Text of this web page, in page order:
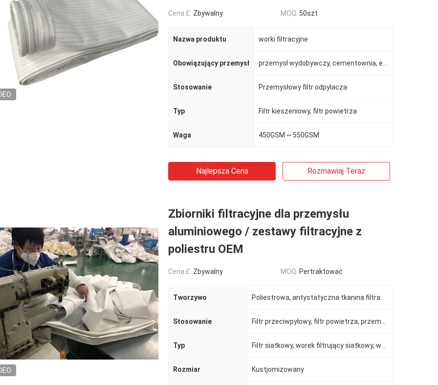
Cena £: Zbywalny MOQ: 50szt
Nazwa produktu worki filtracyjne
Obowiązujący przemysł
Stosowanie Przemysłowy filtr odpylacza
Typ Filtr kieszeniowy, filtr powietrza
Waga 450GSM ~ 550GSM
Najlepsza Cena Rozmawiaj Teraz
Zbiorniki filtracyjne dla przemysłu
aluminiowego / zestawy filtracyjne z
poliestru OEM
Cena £: Zbywalny MOQ: Pertraktować
Tworzywo
Stosowanie
Typ
Rozmiar Kustjomizowany